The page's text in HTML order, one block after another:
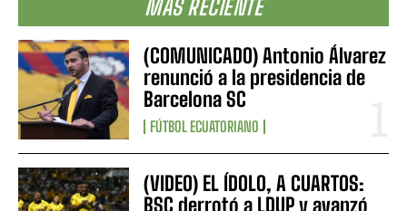
MÁS RECIENTE
(COMUNICADO) Antonio Álvarez
renunció a la presidencia de
Barcelona SC
FÚTBOL ECUATORIANO
(VIDEO) EL ÍDOLO, A CUARTOS:
BSC derrotó a LDUP y avanzó